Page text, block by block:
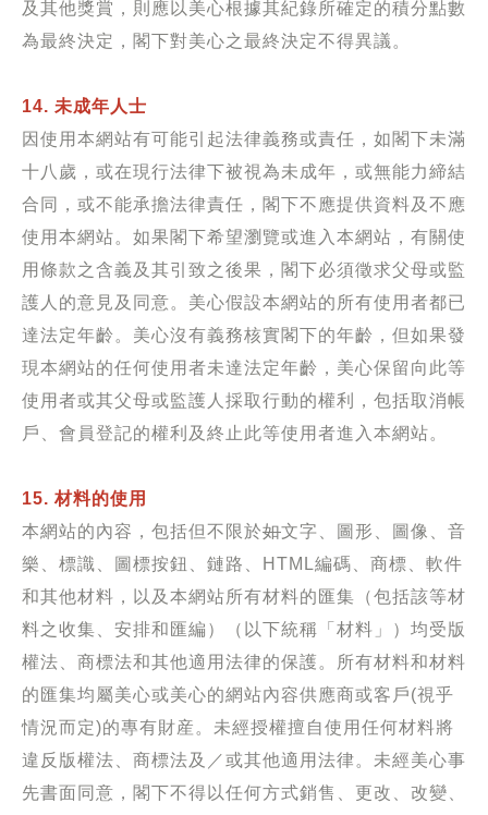
及其他獎賞，則應以美心根據其紀錄所確定的積分點數
為最終決定，閣下對美心之最終決定不得異議。
14. 未成年人士
因使用本網站有可能引起法律義務或責任，如閣下未滿
十八歲，或在現行法律下被視為未成年，或無能力締結
合同，或不能承擔法律責任，閣下不應提供資料及不應
使用本網站。如果閣下希望瀏覽或進入本網站，有關使
用條款之含義及其引致之後果，閣下必須徵求父母或監
護人的意見及同意。美心假設本網站的所有使用者都已
達法定年齡。美心沒有義務核實閣下的年齡，但如果發
現本網站的任何使用者未達法定年齡，美心保留向此等
使用者或其父母或監護人採取行動的權利，包括取消帳
戶、會員登記的權利及終止此等使用者進入本網站。
15. 材料的使用
本網站的內容，包括但不限於如文字、圖形、圖像、音
樂、標識、圖標按鈕、鏈路、HTML編碼、商標、軟件
和其他材料，以及本網站所有材料的匯集（包括該等材
料之收集、安排和匯編）（以下統稱「材料」）均受版
權法、商標法和其他適用法律的保護。所有材料和材料
的匯集均屬美心或美心的網站內容供應商或客戶(視乎
情況而定)的專有財産。未經授權擅自使用任何材料將
違反版權法、商標法及／或其他適用法律。未經美心事
先書面同意，閣下不得以任何方式銷售、更改、改變、